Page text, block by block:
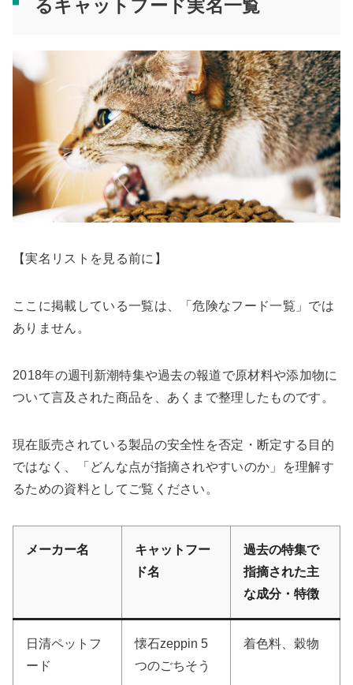
るキャットフード実名一覧
【実名リストを見る前に】
ここに掲載している一覧は、「危険なフード一覧」では
ありません。
2018年の週刊新潮特集や過去の報道で原材料や添加物に
ついて言及された商品を、あくまで整理したものです。
現在販売されている製品の安全性を否定・断定する目的
ではなく、「どんな点が指摘されやすいのか」を理解す
るための資料としてご覧ください。
メーカー名
キャットフー
ド名
過去の特集で
指摘された主
な成分・特徴
日清ペットフ
ード
懐石zeppin 5
つのごちそう
着色料、穀物